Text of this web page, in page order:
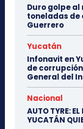
Duro golpe al
toneladas de
Guerrero
Yucatán
Infonavit en
de
General del
Nacional
AUTO TYRE:
YUCATÁN